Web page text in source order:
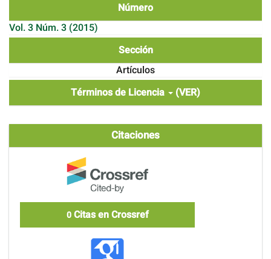
Número
Vol. 3 Núm. 3 (2015)
Sección
Artículos
Términos de Licencia
(VER)
Citaciones
0Citas en Crossref